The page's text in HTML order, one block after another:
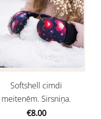
Softshell cimdi
meitenēm. Sirsniņa.
€8.00